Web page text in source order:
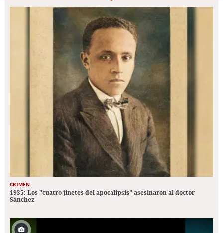
CRIMEN
1935: Los "cuatro jinetes del apocalipsis" asesinaron al doctor
Sánchez